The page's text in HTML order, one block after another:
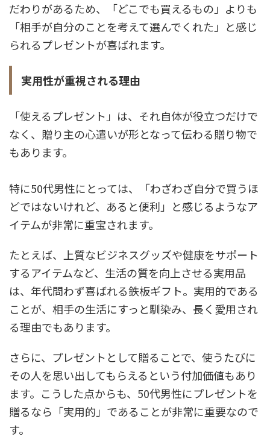
だわりがあるため、「どこでも買えるもの」よりも
「相手が自分のことを考えて選んでくれた」と感じ
られるプレゼントが喜ばれます。
実用性が重視される理由
「使えるプレゼント」は、それ自体が役立つだけで
なく、贈り主の心遣いが形となって伝わる贈り物で
もあります。
特に50代男性にとっては、「わざわざ自分で買うほ
どではないけれど、あると便利」と感じるようなア
イテムが非常に重宝されます。
たとえば、上質なビジネスグッズや健康をサポート
するアイテムなど、生活の質を向上させる実用品
は、年代問わず喜ばれる鉄板ギフト。実用的である
ことが、相手の生活にすっと馴染み、長く愛用され
る理由でもあります。
さらに、プレゼントとして贈ることで、使うたびに
その人を思い出してもらえるという付加価値もあり
ます。こうした点からも、50代男性にプレゼントを
贈るなら「実用的」であることが非常に重要なので
す。